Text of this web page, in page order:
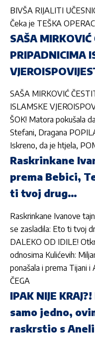
BIVŠA RIJALITI
Čeka je TEŠKA
SAŠA MIRKOVIĆ
PRIPADNICIMA
SAŠA MIRKOVIĆ
ISLAMSKE
ŠOK! Matora pokušala
Stefani, Dragana
Iskreno, da je htjela,
Raskrinkane
prema Bebici,
ti tvoj drug…
Raskrinkane Ivanove
se zasladila: Eto ti tvoj
DALEKO OD IDILE!
odnosima Kulićevih:
ponašala i prema Tijani i
ČEGA
IPAK NIJE
samo jedno,
raskrstio s Aneli